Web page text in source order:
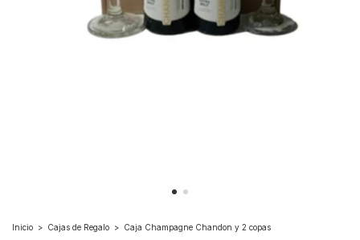
Inicio > Cajas de Regalo > Caja Champagne Chandon y 2 copas